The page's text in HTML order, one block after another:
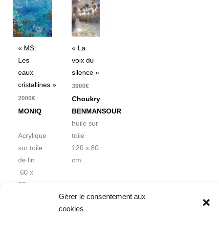
Gérer le consentement aux
cookies
« MS:
Les
eaux
cristallines »
2000€
MONIQ
Acrylique
sur toile
de lin
60 x
60cm
« La
voix du
silence »
3900€
Choukry
BENMANSOUR
huile sur
toile
120 x 80
cm